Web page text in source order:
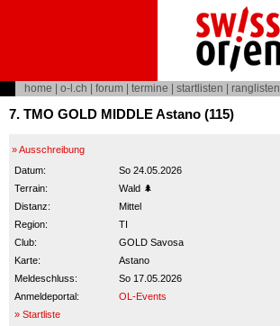
home o-l.ch forum termine startlisten ranglisten
7. TMO GOLD MIDDLE Astano (115)
» Ausschreibung
Datum:
So 24.05.2026
Terrain:
Wald 🌲
Distanz:
Mittel
Region:
TI
Club:
GOLD Savosa
Karte:
Astano
Meldeschluss:
So 17.05.2026
Anmeldeportal:
OL-Events
» Startliste